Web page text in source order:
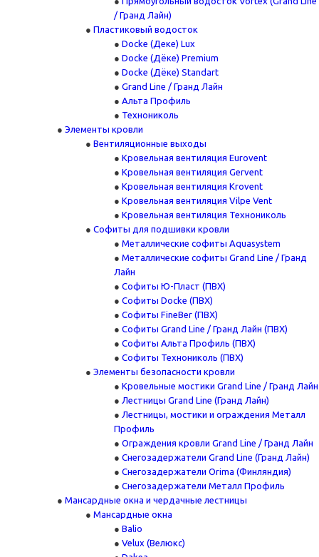
/ Гранд Лайн)
Пластиковый водосток
Docke (Деке) Lux
Docke (Дёке) Premium
Docke (Дёке) Standart
Grand Line / Гранд Лайн
Альта Профиль
Технониколь
Элементы кровли
Вентиляционные выходы
Кровельная вентиляция Eurovent
Кровельная вентиляция Gervent
Кровельная вентиляция Krovent
Кровельная вентиляция Vilpe Vent
Кровельная вентиляция Технониколь
Cофиты для подшивки кровли
Металлические софиты Aquasystem
Металлические софиты Grand Line / Гранд
Лайн
Софиты Ю-Пласт (ПВХ)
Софиты Docke (ПВХ)
Софиты FineBer (ПВХ)
Софиты Grand Line / Гранд Лайн (ПВХ)
Софиты Альта Профиль (ПВХ)
Софиты Технониколь (ПВХ)
Элементы безопасности кровли
Кровельные мостики Grand Line / Гранд Лайн
Лестницы Grand Line (Гранд Лайн)
Лестницы, мостики и ограждения Металл
Профиль
Ограждения кровли Grand Line / Гранд Лайн
Снегозадержатели Grand Line (Гранд Лайн)
Снегозадержатели Orima (Финляндия)
Снегозадержатели Металл Профиль
Мансардные окна и чердачные лестницы
Мансардные окна
Balio
Velux (Велюкс)